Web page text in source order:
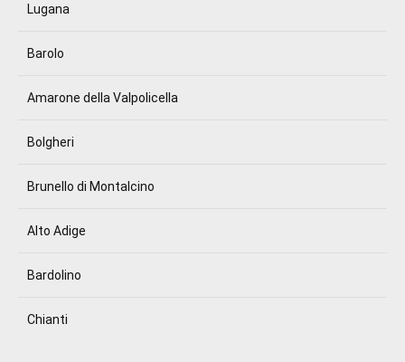
Lugana
Barolo
Amarone della Valpolicella
Bolgheri
Brunello di Montalcino
Alto Adige
Bardolino
Chianti